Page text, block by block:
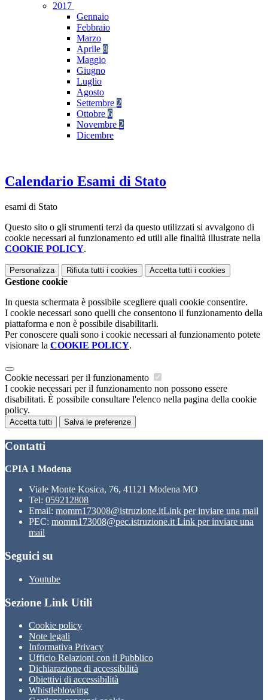
2017
Gennaio
Febbraio
Marzo
Aprile 8
Maggio
Giugno
Luglio
Agosto
Settembre 2
Ottobre 6
Novembre 2
Dicembre
Calendario Esami di Stato
esami di Stato
Questo sito o gli strumenti terzi da questo utilizzati si avvalgono di
cookie necessari al funzionamento ed utili alle finalità illustrate nella
COOKIE POLICY.
Personalizza Rifiuta tutti i cookies Accetta tutti i cookies
Gestione cookie
In questa schermata è possibile scegliere quali cookie consentire.
I cookie necessari sono quelli che consentono il funzionamento della
piattaforma e non è possibile disabilitarli.
Per conoscere quali sono i cookie necessari al funzionamento potete
visionare la COOKIE POLICY.
Cookie necessari per il funzionamento
I cookie necessari per il funzionamento non possono essere
disabilitati. È possibile consultare l'elenco nella pagina della cookie
policy.
Accetta tutti Salva le preferenze
Contatti
CPIA 1 Modena
Viale Monte Kosica, 76, 41121 Modena MO
Tel: 059212808
Email: momm173008@istruzione.itLink per inviare una mail
PEC: momm173008@pec.istruzione.it Link per inviare una
mail
Seguici su
Youtube
Sezione Link Utili
Cookie policy
Note legali
Informativa Privacy
Ufficio Relazioni con il Pubblico
Dichiarazione di accessibilità
Obiettivi di accessibilità
Whistleblowing